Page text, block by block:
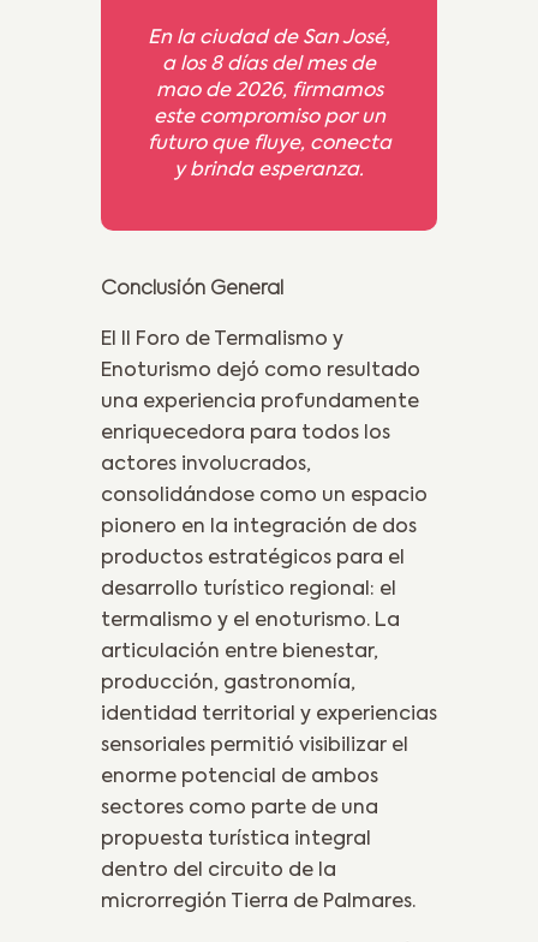
En la ciudad de San José,
a los 8 días del mes de
mao de 2026, firmamos
este compromiso por un
futuro que fluye, conecta
y brinda esperanza.
Conclusión General
El II Foro de Termalismo y
Enoturismo dejó como resultado
una experiencia profundamente
enriquecedora para todos los
actores involucrados,
consolidándose como un espacio
pionero en la integración de dos
productos estratégicos para el
desarrollo turístico regional: el
termalismo y el enoturismo. La
articulación entre bienestar,
producción, gastronomía,
identidad territorial y experiencias
sensoriales permitió visibilizar el
enorme potencial de ambos
sectores como parte de una
propuesta turística integral
dentro del circuito de la
microrregión Tierra de Palmares.